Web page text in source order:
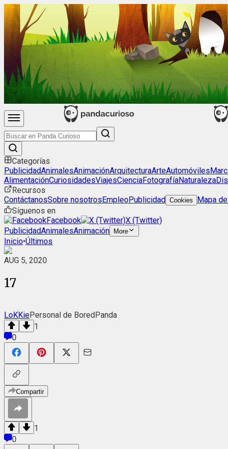
Categorías
PublicidadAnimalesAnimaciónArquitecturaArteAutomóviles
AlimentaciónCuriosidadesViajesCienciaFotografíaNaturaleza
Recursos
ContáctanosSobre nosotrosEmpleoPublicidad Cookies Mapa
Síguenos en
Facebook
X (Twitter)
PublicidadAnimalesAnimación More
Inicio•Últimos
AUG 5, 2020
17
LoKKiePersonal de BoredPanda
1
0
Compartir
1
0